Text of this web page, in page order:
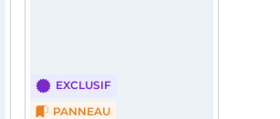
EXCLUSIF
PANNEAU